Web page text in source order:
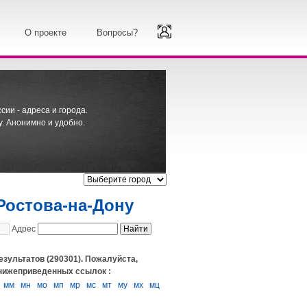
О проекте Вопросы?
- адреса и города.
Анонимно и удобно.
на-Дону
Адрес
(290301). Пожалуйста,
ссылок :
мм мн мо мп мр мс мт му мх
мц